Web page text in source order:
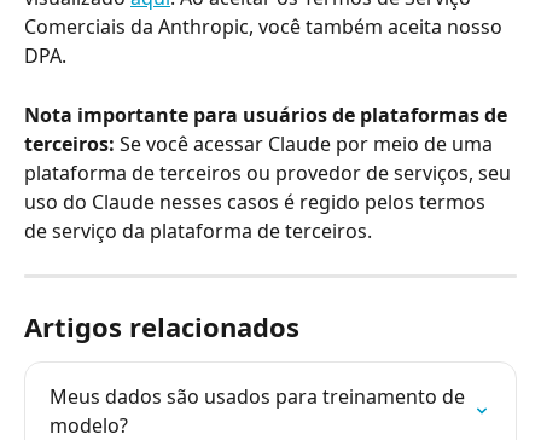
Comerciais da Anthropic, você também aceita nosso
DPA.
Nota importante para usuários de plataformas de
terceiros: Se você acessar Claude por meio de uma
plataforma de terceiros ou provedor de serviços, seu
uso do Claude nesses casos é regido pelos termos
de serviço da plataforma de terceiros.
Artigos relacionados
Meus dados são usados para treinamento de
modelo?